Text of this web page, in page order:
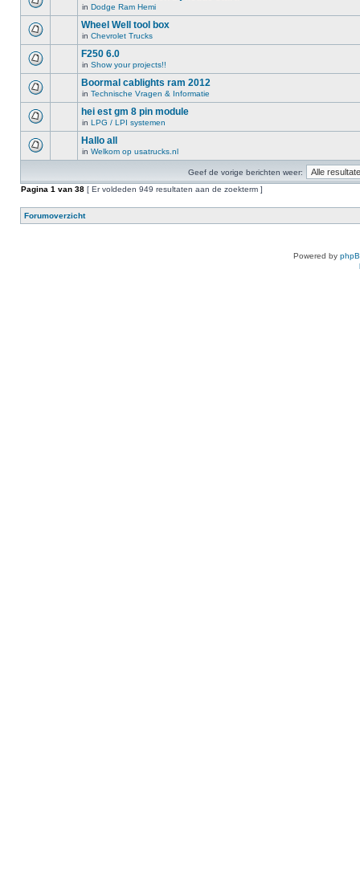
in Dodge Ram Hemi
Wheel Well tool box
in Chevrolet Trucks
F250 6.0
in Show your projects!!
Boormal cablights ram 2012
in Technische Vragen & Informatie
hei est gm 8 pin module
in LPG / LPI systemen
Hallo all
in Welkom op usatrucks.nl
Geef de vorige berichten weer:
Pagina 1 van 38 [ Er voldeden 949 resultaten aan de zoekterm ]
Forumoverzicht
Powered by